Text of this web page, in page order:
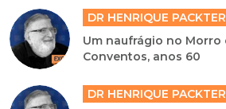
DR HENRIQUE PACKTER
Um naufrágio no Morro
Conventos, anos 60
DR HENRIQUE PACKTER